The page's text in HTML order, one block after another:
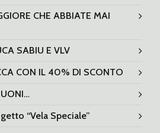
CHE ABBIATE MAI
SABIU E VLV
CON IL 40% DI SCONTO
“Vela Speciale”